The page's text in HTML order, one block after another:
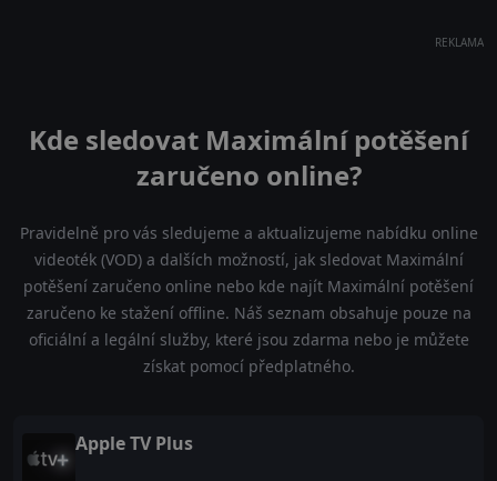
REKLAMA
Kde sledovat Maximální potěšení
zaručeno online?
Pravidelně pro vás sledujeme a aktualizujeme nabídku online
videoték (VOD) a dalších možností, jak sledovat Maximální
potěšení zaručeno online nebo kde najít Maximální potěšení
zaručeno ke stažení offline. Náš seznam obsahuje pouze na
oficiální a legální služby, které jsou zdarma nebo je můžete
získat pomocí předplatného.
Apple TV Plus